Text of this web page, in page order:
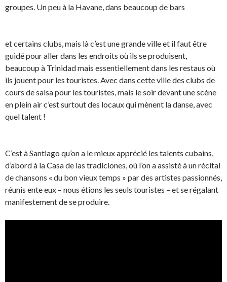
groupes. Un peu à la Havane, dans beaucoup de bars
et certains clubs, mais là c’est une grande ville et il faut être
guidé pour aller dans les endroits où ils se produisent,
beaucoup à Trinidad mais essentiellement dans les restaus où
ils jouent pour les touristes. Avec dans cette ville des clubs de
cours de salsa pour les touristes, mais le soir devant une scène
en plein air c’est surtout des locaux qui mènent la danse, avec
quel talent !
C’est à Santiago qu’on a le mieux apprécié les talents cubains,
d’abord à la Casa de las tradiciones, où l’on a assisté à un récital
de chansons « du bon vieux temps » par des artistes passionnés,
réunis ente eux – nous étions les seuls touristes – et se régalant
manifestement de se produire.